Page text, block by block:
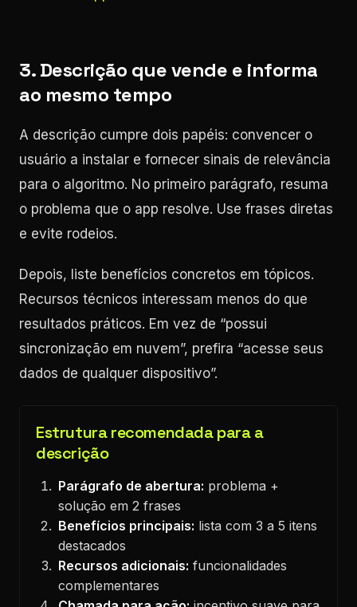
3. Descrição que vende e informa
ao mesmo tempo
A descrição cumpre dois papéis: convencer o
usuário a instalar e fornecer sinais de relevância
para o algoritmo. No primeiro parágrafo, resuma
o problema que o app resolve. Use frases diretas
e evite rodeios.
Depois, liste benefícios concretos em tópicos.
Recursos técnicos interessam menos do que
resultados práticos. Em vez de “possui
sincronização em nuvem”, prefira “acesse seus
dados de qualquer dispositivo”.
Estrutura recomendada para a
descrição
Parágrafo de abertura: problema +
solução em 2 frases
Benefícios principais: lista com 3 a 5 itens
destacados
Recursos adicionais: funcionalidades
complementares